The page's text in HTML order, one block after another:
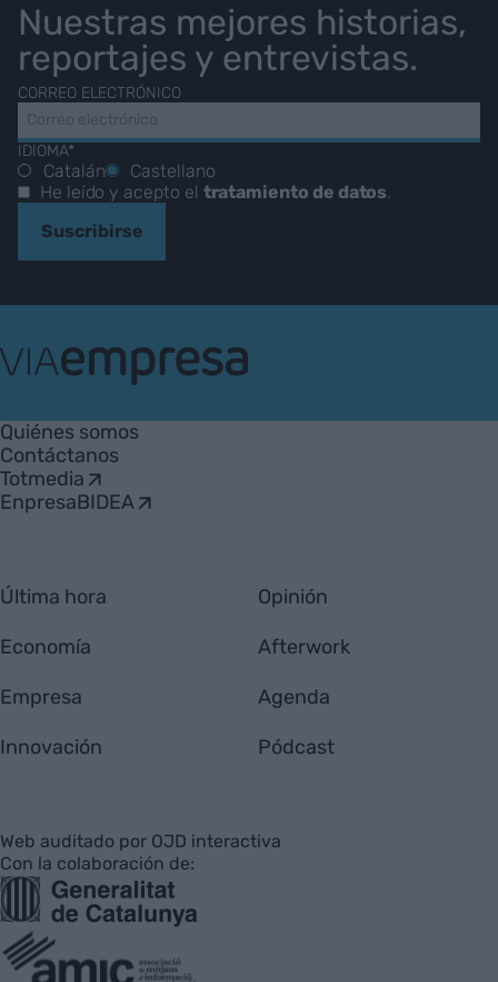
Nuestras mejores historias,
reportajes y entrevistas.
CORREO ELECTRÓNICO
IDIOMA*
Catalán
Castellano
He leído y acepto el tratamiento de datos.
Suscribirse
Empresa
Quiénes somos
Contáctanos
Totmedia
EnpresaBIDEA
Última hora
Economía
Empresa
Innovación
Opinión
Afterwork
Agenda
Pódcast
Web auditado por OJD interactiva
Con la colaboración de: